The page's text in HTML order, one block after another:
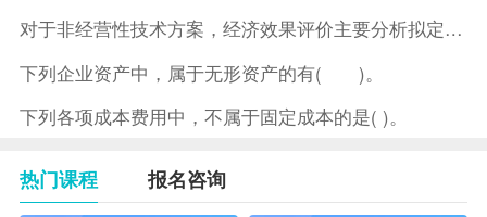
对于非经营性技术方案，经济效果评价主要分析拟定方案的( )。
下列企业资产中，属于无形资产的有( )。
下列各项成本费用中，不属于固定成本的是( )。
热门课程 报名咨询